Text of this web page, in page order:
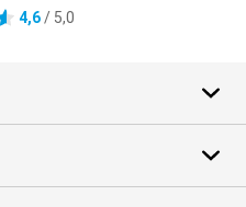
4,6/ 5,0